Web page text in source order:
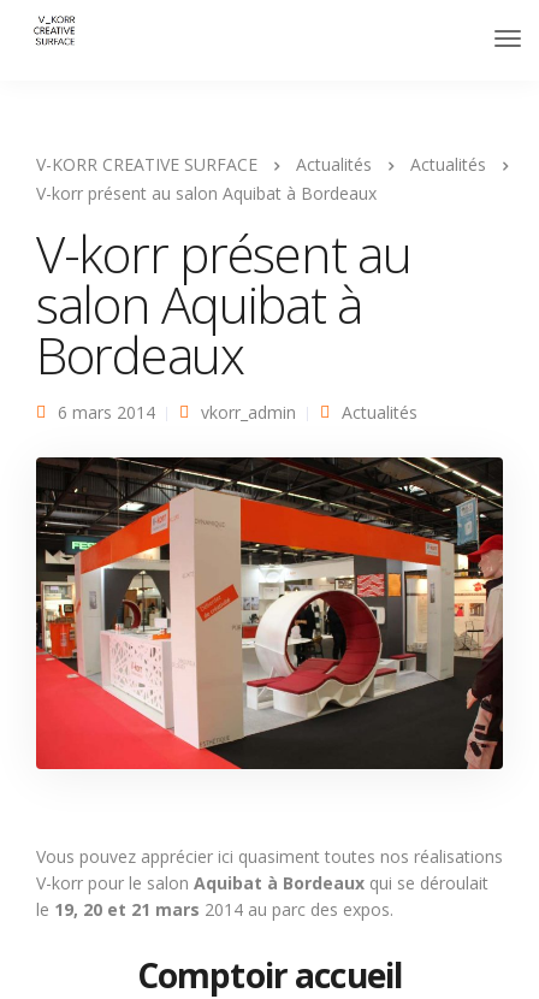
V-KORR CREATIVE SURFACE Actualités
Actualités
V-korr présent au salon Aquibat à Bordeaux
V-korr présent au
salon Aquibat à
Bordeaux
6 mars 2014 vkorr_admin Actualités
Vous pouvez apprécier ici quasiment toutes nos réalisations
V-korr pour le salon Aquibat à Bordeaux qui se déroulait
le 19, 20 et 21 mars 2014 au parc des expos.
Comptoir accueil